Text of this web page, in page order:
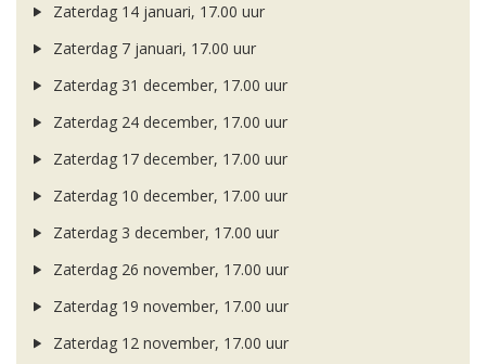
Zaterdag 14 januari, 17.00 uur
Zaterdag 7 januari, 17.00 uur
Zaterdag 31 december, 17.00 uur
Zaterdag 24 december, 17.00 uur
Zaterdag 17 december, 17.00 uur
Zaterdag 10 december, 17.00 uur
Zaterdag 3 december, 17.00 uur
Zaterdag 26 november, 17.00 uur
Zaterdag 19 november, 17.00 uur
Zaterdag 12 november, 17.00 uur